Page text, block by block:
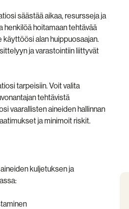
säästää aikaa, resursseja ja
henkilöä hoitamaan tehtävää
käyttöösi alan huippuosaajan.
ja varastointiin liittyvät
tarpeisiin. Voit valita
tehtävistä
vaarallisten aineiden hallinnan
ja minimoit riskit.
kuljetuksen ja